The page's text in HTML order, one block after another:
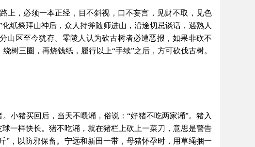
上，必须一本正经，目不斜视，口不妄言，见财不取，见色
化纸祭拜山神后，众人持斧随师进山，沿途切忌谈话，遇熟人
山区至今犹存。零陵人认为砍古树者必遭恶报，如果非砍不
树三圈，再烧钱纸，履行以上“手续”之后，方可砍伐古树。
小猪买回后，当天不喂潲，俗说：“好猪不吃两家潲”。猪入
一样快长。猪不吃潲，就在猪栏上砍上一菜刀，意思是警告
”，以防邪保畜。宁远和新田一带，母猪怀孕时，用草绳捆一